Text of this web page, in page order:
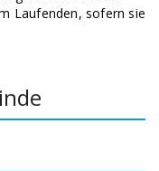
Laufenden, sofern sie